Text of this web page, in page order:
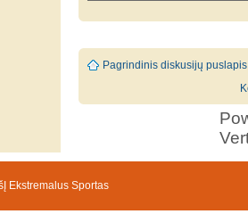
Pagrindinis diskusijų puslapis
Ekstremalus Sportas